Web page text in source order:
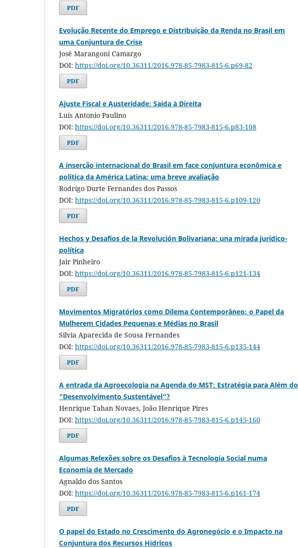
PDF
Evolução Recente do Emprego e Distribuição da Renda no Brasil em
uma Conjuntura de Crise
José Marangoni Camargo
DOI: https://doi.org/10.36311/2016.978-85-7983-815-6.p69-82
PDF
Ajuste Fiscal e Austeridade: Saída à Direita
Luís Antonio Paulino
DOI: https://doi.org/10.36311/2016.978-85-7983-815-6.p83-108
PDF
A inserção internacional do Brasil em face conjuntura econômica e
política da América Latina: uma breve avaliação
Rodrigo Durte Fernandes dos Passos
DOI: https://doi.org/10.36311/2016.978-85-7983-815-6.p109-120
PDF
Hechos y Desafíos de la Revolución Bolivariana: una mirada jurídico-
política
Jair Pinheiro
DOI: https://doi.org/10.36311/2016.978-85-7983-815-6.p121-134
PDF
Movimentos Migratórios como Dilema Contemporâneo: o Papel da
Mulherem Cidades Pequenas e Médias no Brasil
Silvia Aparecida de Sousa Fernandes
DOI: https://doi.org/10.36311/2016.978-85-7983-815-6.p135-144
PDF
A entrada da Agroecologia na Agenda do MST: Estratégia para Além do
“Desenvolvimento Sustentável”?
Henrique Tahan Novaes, João Henrique Pires
DOI: https://doi.org/10.36311/2016.978-85-7983-815-6.p145-160
PDF
Algumas Relexões sobre os Desafios à Tecnologia Social numa
Economia de Mercado
Agnaldo dos Santos
DOI: https://doi.org/10.36311/2016.978-85-7983-815-6.p161-174
PDF
O papel do Estado no Crescimento do Agronegócio e o Impacto na
Conjuntura dos Recursos Hídricos